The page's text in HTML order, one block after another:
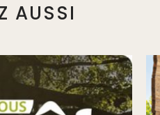
AUSSI